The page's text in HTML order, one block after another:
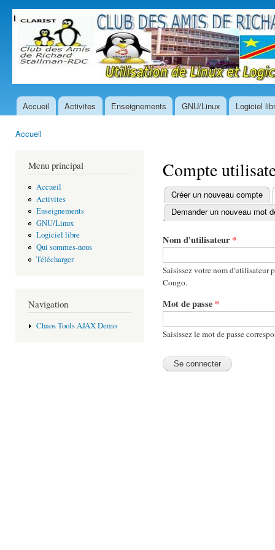
Menu principal
Accueil Activites Enseignements GNU/Linux Logiciel
Accueil
Menu principal
Accueil
Activites
Enseignements
GNU/Linux
Logiciel libre
Qui sommes-nous
Télécharger
Navigation
Chaos Tools AJAX Demo
Compte
Onglets principaux
Créer un nouveau compte
Demander un nouveau mot
Nom d'utilisateur*
Saisissez votre nom
Congo.
Mot de passe *
Saisissez le mot de passe